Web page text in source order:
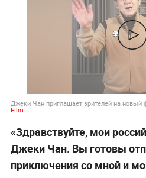
Джеки Чан приглашает зрителей на
Film
«Здравствуйте, мои
Джеки Чан. Вы готовы
приключения со мной и